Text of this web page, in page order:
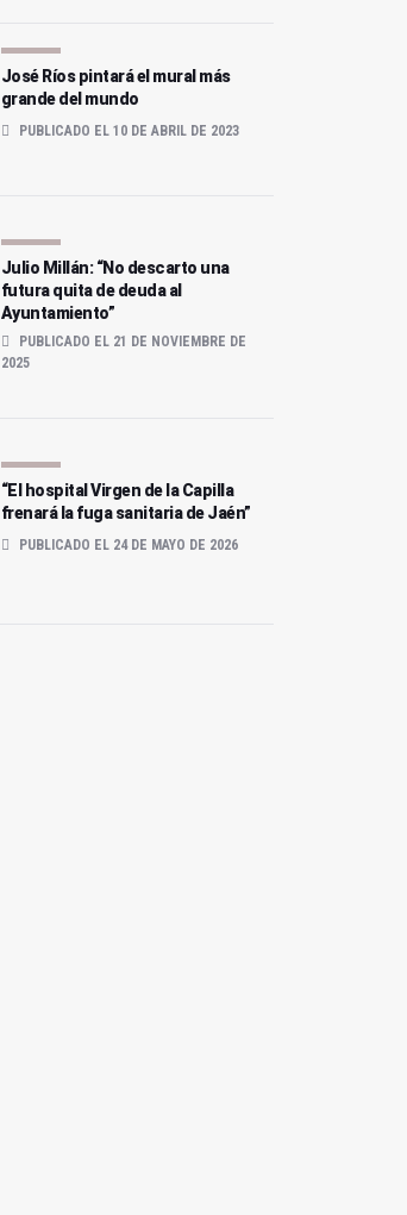
José Ríos pintará el mural más
grande del mundo
PUBLICADO EL 10 DE ABRIL DE 2023
Julio Millán: “No descarto una
futura quita de deuda al
Ayuntamiento”
PUBLICADO EL 21 DE NOVIEMBRE DE
2025
“El hospital Virgen de la Capilla
frenará la fuga sanitaria de Jaén”
PUBLICADO EL 24 DE MAYO DE 2026